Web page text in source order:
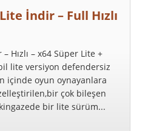
İndir – Full Hızlı
Hızlı – x64 Süper Lite +
lite versiyon defendersiz
içinde oyun oynayanlara
çok bileşen
kingazede bir lite sürüm...